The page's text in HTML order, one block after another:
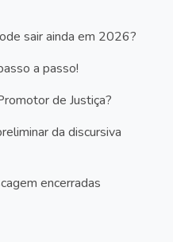
sair ainda em 2026?
a passo!
de Justiça?
da discursiva
encerradas